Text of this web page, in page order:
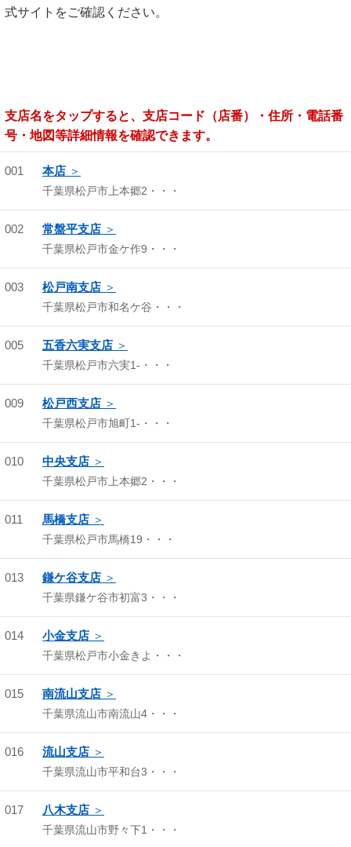
式サイトをご確認ください。
支店名をタップすると、支店コード（店番）・住所・電話番
号・地図等詳細情報を確認できます。
001 本店
千葉県松戸市上本郷2・・・
002 常盤平支店
千葉県松戸市金ケ作9・・・
003 松戸南支店
千葉県松戸市和名ケ谷・・・
005 五香六実支店
千葉県松戸市六実1-・・・
009 松戸西支店
千葉県松戸市旭町1-・・・
010 中央支店
千葉県松戸市上本郷2・・・
011 馬橋支店
千葉県松戸市馬橋19・・・
013 鎌ケ谷支店
千葉県鎌ケ谷市初富3・・・
014 小金支店
千葉県松戸市小金きよ・・・
015 南流山支店
千葉県流山市南流山4・・・
016 流山支店
千葉県流山市平和台3・・・
017 八木支店
千葉県流山市野々下1・・・